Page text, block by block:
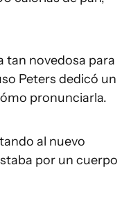
tan novedosa para
Peters dedicó un
pronunciarla.
al nuevo
por un cuerpo